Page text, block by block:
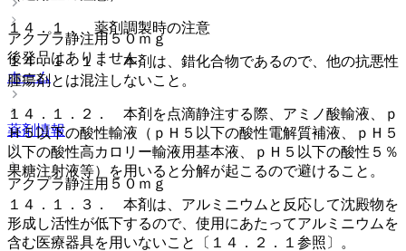
アクプラ静注用５０ｍｇ
後発品はありません
ホーム
薬剤情報
アクプラ静注用５０ｍｇ
１４．１． 薬剤調製時の注意
１４．１．１． 本剤は、錯化合物であるので、他の抗悪性
腫瘍剤とは混注しないこと。
１４．１．２． 本剤を点滴静注する際、アミノ酸輸液、ｐ
Ｈ５以下の酸性輸液（ｐＨ５以下の酸性電解質補液、ｐＨ５
以下の酸性高カロリー輸液用基本液、ｐＨ５以下の酸性５％
果糖注射液等）を用いると分解が起こるので避けること。
１４．１．３． 本剤は、アルミニウムと反応して沈殿物を
形成し活性が低下するので、使用にあたってアルミニウムを
含む医療器具を用いないこと〔１４．２．１参照〕。